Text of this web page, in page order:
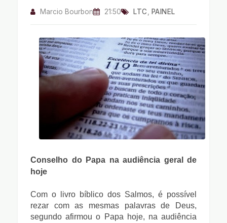
Marcio Bourbon 21:50 LTC PAINEL
Conselho do Papa na audiência geral de
hoje
Com o livro bíblico dos Salmos, é possível
rezar com as mesmas palavras de Deus,
segundo afirmou o Papa hoje, na audiência